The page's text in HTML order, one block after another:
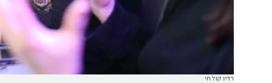
רדיו קול חי